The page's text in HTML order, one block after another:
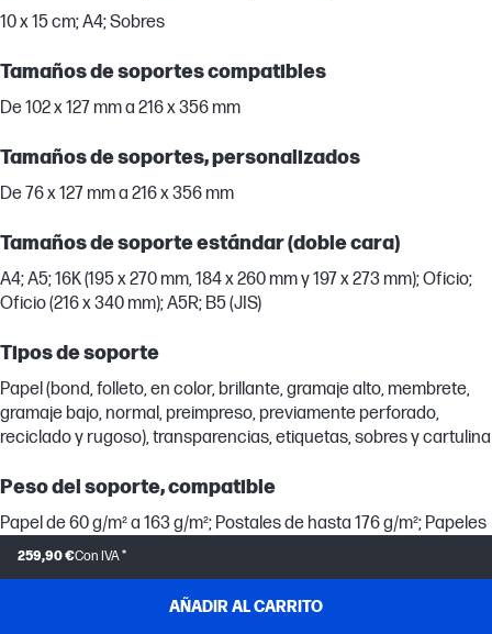
259,90 €Con IVA *
AÑADIR AL CARRITO
10 x 15 cm; A4; Sobres
Tamaños de soportes compatibles
De 102 x 127 mm a 216 x 356 mm
Tamaños de soportes, personalizados
De 76 x 127 mm a 216 x 356 mm
Tamaños de soporte estándar (doble cara)
A4; A5; 16K (195 x 270 mm, 184 x 260 mm y 197 x 273 mm); Oficio;
Oficio (216 x 340 mm); A5R; B5 (JIS)
Tipos de soporte
Papel (bond, folleto, en color, brillante, gramaje alto, membrete,
gramaje bajo, normal, preimpreso, previamente perforado,
reciclado y rugoso), transparencias, etiquetas, sobres y cartulina
Peso del soporte, compatible
Papel de 60 g/m² a 163 g/m²; Postales de hasta 176 g/m²; Papeles
brillantes de hasta 200g/m²
Tamaño del soporte, bandeja 2